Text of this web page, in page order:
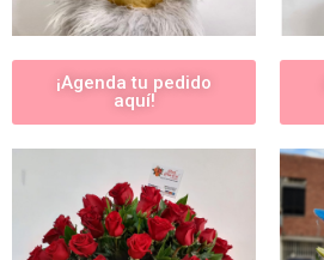
¡Agenda tu pedido
aquí!